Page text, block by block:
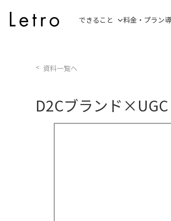
できること 料金・プラン
資料一覧へ
D2Cブランド